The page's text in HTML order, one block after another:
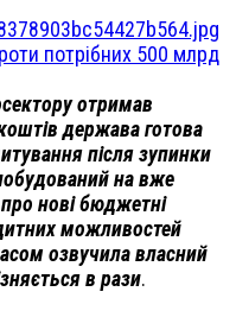
потрібних 500 млрд
отримав
держава готова
після зупинки
на вже
нові бюджетні
можливостей
озвучила власний
в рази.